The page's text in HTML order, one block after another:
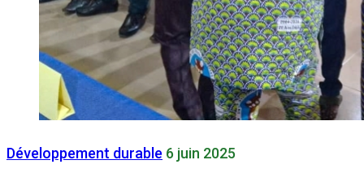
Développement durable 6 juin 2025